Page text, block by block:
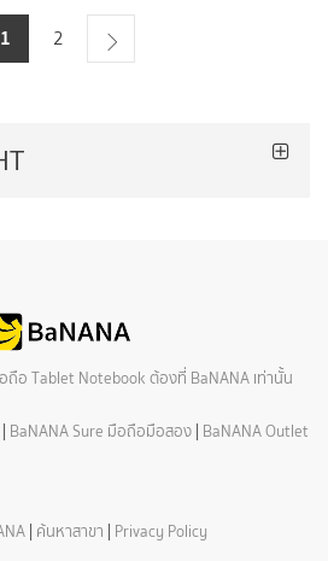
1 2
อ Tablet Notebook ต้องที่ BaNANA เท่านั้น
BaNANA Sure มือถือมือสอง BaNANA Outlet
| ค้นหาสาขา Privacy Policy